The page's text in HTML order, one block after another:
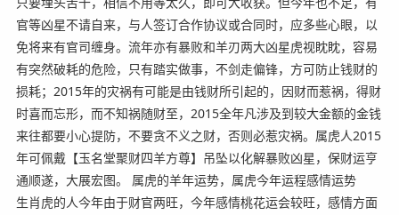
官等凶星不请自来，与人签订合作协议或合同时，应多些心眼，以
免将来有官司缠身。流年亦有暴败和羊刃两大凶星虎视眈眈，容易
有突然破耗的危险，只有踏实做事，不剑走偏锋，方可防止钱财的
损耗；2015年的灾祸有可能是由钱财所引起的，因财而惹祸，得财
时喜而忘形，而不知祸随财至，2015全年凡涉及到较大金额的金钱
来往都要小心提防，不要贪不义之财，否则必惹灾祸。属虎人2015
年可佩戴【玉名堂聚财四羊方尊】吊坠以化解暴败凶星，保财运亨
通顺遂，大展宏图。 属虎的羊年运势，属虎今年运程感情运势
生肖虎的人今年由于财官两旺，今年感情桃花运会较旺，感情方面